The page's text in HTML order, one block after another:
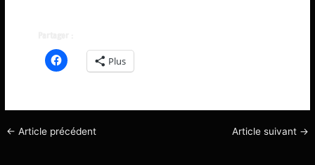
Plus
← Article précédent Article suivant →